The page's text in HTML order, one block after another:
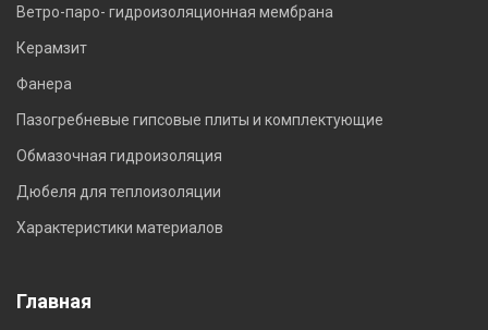
Ветро-паро- гидроизоляционная мембрана
Керамзит
Фанера
Пазогребневые гипсовые плиты и комплектующие
Обмазочная гидроизоляция
Дюбеля для теплоизоляции
Характеристики материалов
Главная